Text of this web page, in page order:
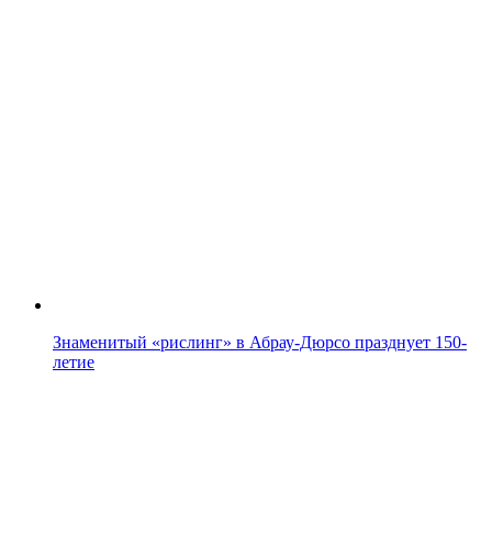
Знаменитый «рислинг» в Абрау-Дюрсо празднует 150-
летие